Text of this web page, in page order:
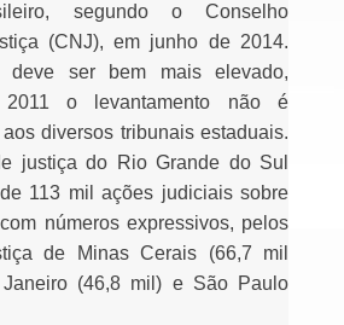
segundo o Conselho
(CNJ), em junho de 2014.
deve ser bem mais elevado,
2011 o levantamento não é
diversos tribunais estaduais.
justiça do Rio Grande do Sul
113 mil ações judiciais sobre
números expressivos, pelos
de Minas Cerais (66,7 mil
(46,8 mil) e São Paulo